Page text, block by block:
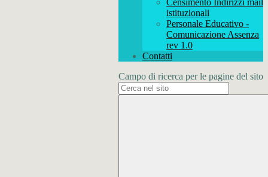
Censimento Indirizzi mail
istituzionali
Personale Educativo -
Comunicazione Assenza
rev 1.0
Contatti
Campo di ricerca per le pagine del sito